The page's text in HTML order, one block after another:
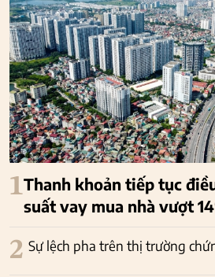
1Thanh khoản tiếp tục
suất vay mua nhà vượt
2 Sự lệch pha trên thị trường